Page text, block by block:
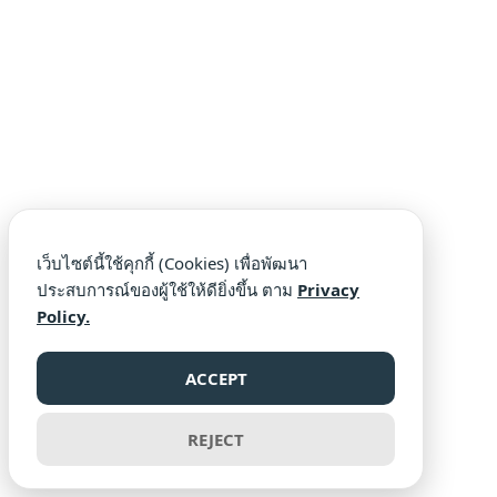
เว็บไซต์นี้ใช้คุกกี้ (Cookies) เพื่อพัฒนา
ประสบการณ์ของผู้ใช้ให้ดียิ่งขึ้น ตาม Privacy
Policy.
ACCEPT
REJECT